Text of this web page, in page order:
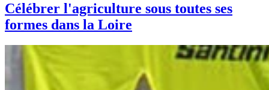
Célébrer l'agriculture sous toutes ses
formes dans la Loire